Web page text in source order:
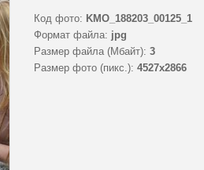
Код фото: KMO_188203_00125_1
Формат файла: jpg
Размер файла (Мбайт): 3
Размер фото (пикс.): 4527x2866